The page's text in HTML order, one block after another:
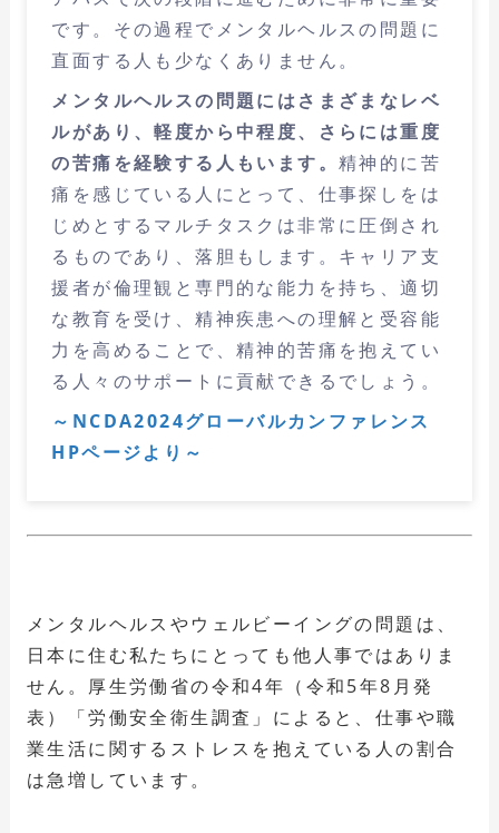
です。その過程でメンタルヘルスの問題に
直面する人も少なくありません。
メンタルヘルスの問題にはさまざまなレベ
ルがあり、軽度から中程度、さらには重度
の苦痛を経験する人もいます。精神的に苦
痛を感じている人にとって、仕事探しをは
じめとするマルチタスクは非常に圧倒され
るものであり、落胆もします。キャリア支
援者が倫理観と専門的な能力を持ち、適切
な教育を受け、精神疾患への理解と受容能
力を高めることで、精神的苦痛を抱えてい
る人々のサポートに貢献できるでしょう。
～NCDA2024グローバルカンファレンス
HPページより～
メンタルヘルスやウェルビーイングの問題は、
日本に住む私たちにとっても他人事ではありま
せん。厚生労働省の令和4年（令和5年8月発
表）「労働安全衛生調査」によると、仕事や職
業生活に関するストレスを抱えている人の割合
は急増しています。